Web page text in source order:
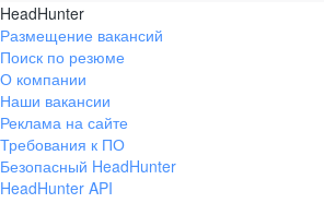
HeadHunter
Размещение вакансий
Поиск по резюме
О компании
Наши вакансии
Реклама на сайте
Требования к ПО
Безопасный HeadHunter
HeadHunter API